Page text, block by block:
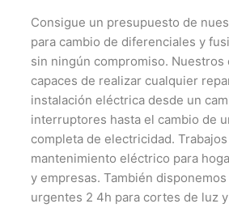
Consigue un presupuesto de
para cambio de diferenciales y
sin ningún compromiso.
capaces de realizar cualquier
instalación eléctrica desde un
interruptores hasta el cambio de
completa de electricidad.
mantenimiento eléctrico para
y empresas. También
urgentes 2 4h para cortes de luz